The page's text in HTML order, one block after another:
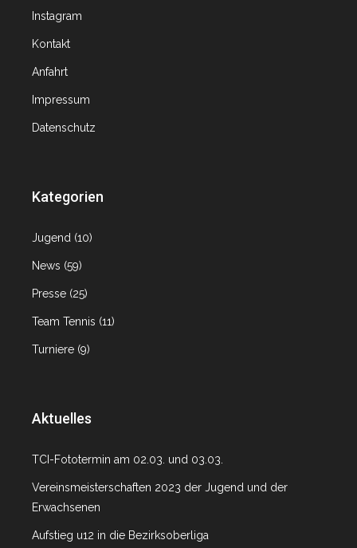
Instagram
Kontakt
Anfahrt
Impressum
Datenschutz
Kategorien
Jugend (10)
News (59)
Presse (25)
Team Tennis (11)
Turniere (9)
Aktuelles
TCI-Fototermin am 02.03. und 03.03.
Vereinsmeisterschaften 2023 der Jugend und der
Erwachsenen
Aufstieg u12 in die Bezirksoberliga